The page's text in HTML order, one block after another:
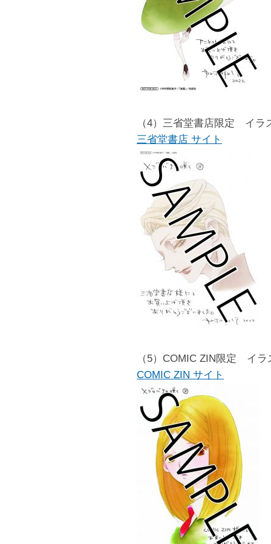
（4）三省堂書店限定 イラ
三省堂書店 サイト
（5）COMIC ZIN限定 イラ
COMIC ZIN サイト